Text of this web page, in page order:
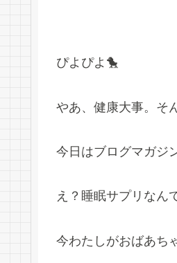
ぴよぴよ🐤
やあ、健康大事。そ
今日はブログマガジ
え？睡眠サプリなん
今わたしがおばあち